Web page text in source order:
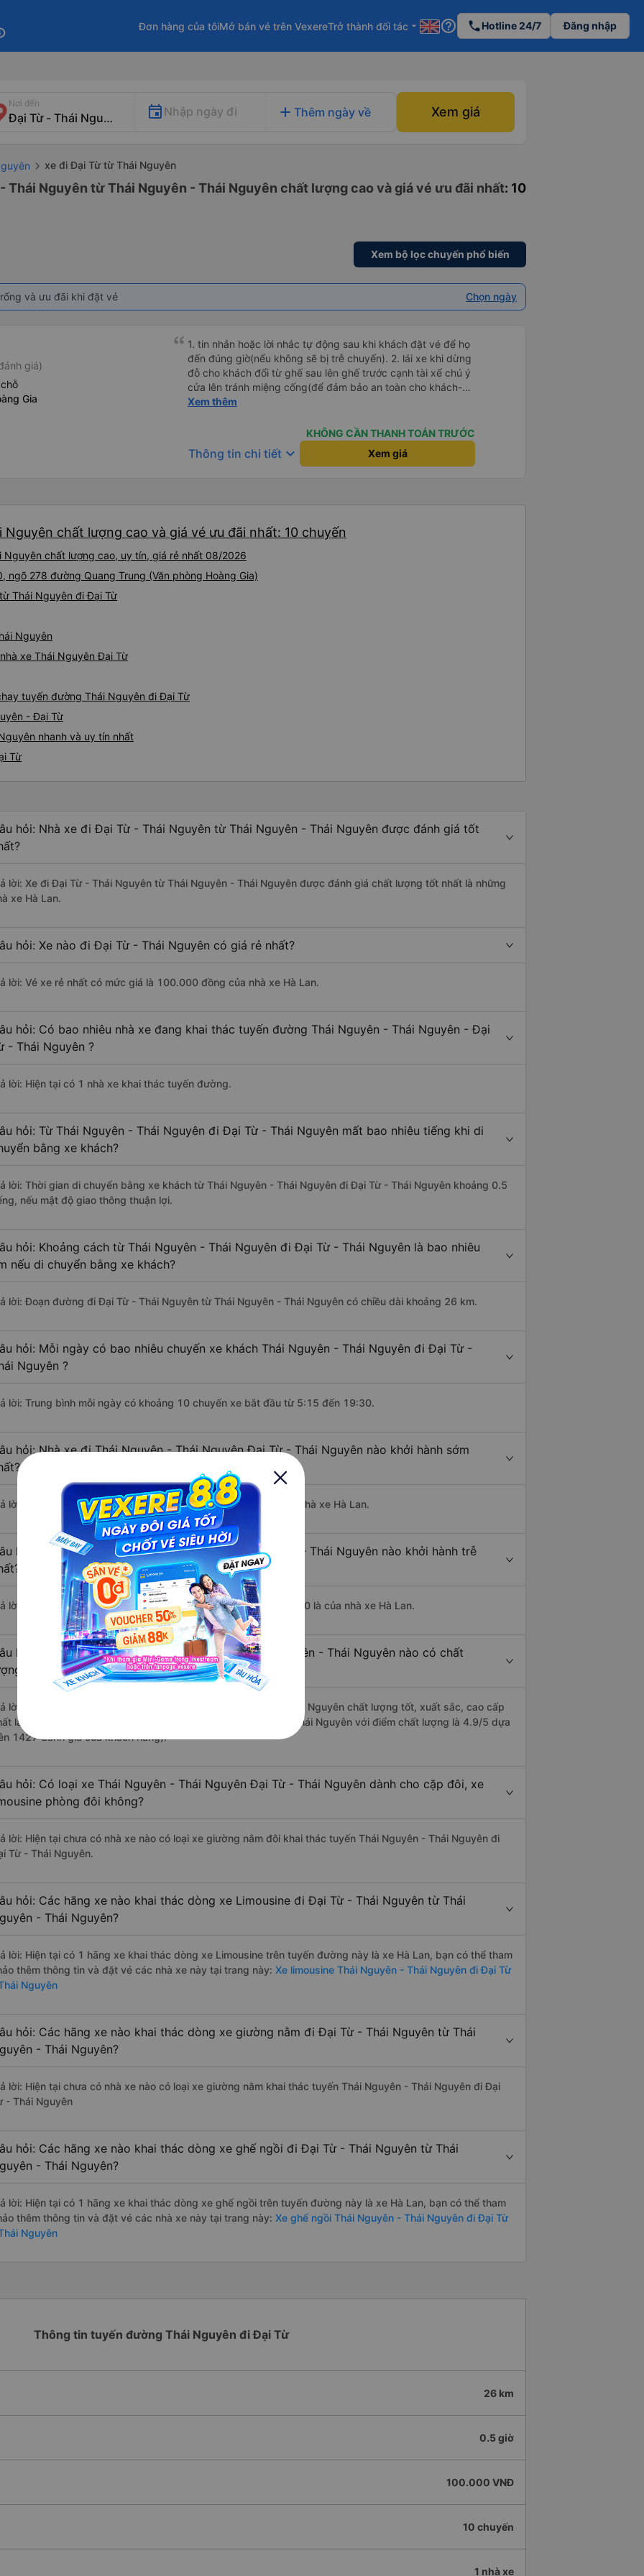
Đơn hàng của tôiMở bán vé trên VexereTrở thành đối tác arrow_drop_down help_outline phoneHotline 24/7 Đăng nhập
Nơi đến
Nhập ngày đi add Thêm ngày về Xem giá
xe đi Đại Từ từ Thái Nguyên
Thái Nguyên từ Thái Nguyên - Thái Nguyên chất lượng cao và giá vé ưu đãi nhất: 10
Xem bộ lọc chuyến phổ biến
và ưu đãi khi đặt vé Chọn ngày
giá)
Gia
1. tin nhắn hoặc lời nhắc tự động sau khi khách đặt vé để họ
đến đúng giờ(nếu không sẽ bị trễ chuyến). 2. lái xe khi dừng
đỗ cho khách đổi từ ghế sau lên ghế trước cạnh tài xế chú ý
cửa lên tránh miệng cống(để đảm bảo an toàn cho khách-
tại HN: miệng cống bằng sắt chữ nhật dạng ô lưới, cửa
Bác tài đã cố gắng để về đến Tng kịp 20h, để khách nối
chuyến Xe 11 chỗ nên thoáng đãng.
Xem thêm
KHÔNG CẦN THANH TOÁN TRƯỚC
Thông tin chi tiết keyboard_arrow_down Xem giá
chất lượng cao và giá vé ưu đãi nhất: 10 chuyến
chất lượng cao, uy tín, giá rẻ nhất 08/2026
ngõ 278 đường Quang Trung (Văn phòng Hoàng Gia)
Thái Nguyên đi Đại Từ
Nguyên
xe Thái Nguyên Đại Từ
tuyến đường Thái Nguyên đi Đại Từ
- Đại Từ
nhanh và uy tín nhất
Từ
hỏi: Nhà xe đi Đại Từ - Thái Nguyên từ Thái Nguyên - Thái Nguyên được đánh giá tốt
lời: Xe đi Đại Từ - Thái Nguyên từ Thái Nguyên - Thái Nguyên được đánh giá chất lượng tốt nhất là những
xe Hà Lan.
hỏi: Xe nào đi Đại Từ - Thái Nguyên có giá rẻ nhất?
lời: Vé xe rẻ nhất có mức giá là 100.000 đồng của nhà xe Hà Lan.
hỏi: Có bao nhiêu nhà xe đang khai thác tuyến đường Thái Nguyên - Thái Nguyên - Đại
- Thái Nguyên ?
lời: Hiện tại có 1 nhà xe khai thác tuyến đường.
hỏi: Từ Thái Nguyên - Thái Nguyên đi Đại Từ - Thái Nguyên mất bao nhiêu tiếng khi di
bằng xe khách?
lời: Thời gian di chuyển bằng xe khách từ Thái Nguyên - Thái Nguyên đi Đại Từ - Thái Nguyên khoảng 0.5
nếu mật độ giao thông thuận lợi.
hỏi: Khoảng cách từ Thái Nguyên - Thái Nguyên đi Đại Từ - Thái Nguyên là bao nhiêu
nếu di chuyển bằng xe khách?
lời: Đoạn đường đi Đại Từ - Thái Nguyên từ Thái Nguyên - Thái Nguyên có chiều dài khoảng 26 km.
hỏi: Mỗi ngày có bao nhiêu chuyến xe khách Thái Nguyên - Thái Nguyên đi Đại Từ -
Nguyên ?
lời: Trung bình mỗi ngày có khoảng 10 chuyến xe bắt đầu từ 5:15 đến 19:30.
hỏi: Nhà xe đi Thái Nguyên - Thái Nguyên Đại Từ - Thái Nguyên nào khởi hành sớm
lời: Chuyến xe có giờ xuất phát sớm nhất vào lúc 5:15 là của nhà xe Hà Lan.
hỏi: Nhà xe đi Đại Từ - Thái Nguyên từ Thái Nguyên - Thái Nguyên nào khởi hành trễ
lời: Chuyến xe có giờ xuất phát trễ (muộn) nhất là vào lúc 19:30 là của nhà xe Hà Lan.
hỏi: Review xe đi Đại Từ - Thái Nguyên từ Thái Nguyên - Thái Nguyên nào có chất
tốt, xuất sắc, cao cấp nhất?
lời: Những hãng xe đi Thái Nguyên - Thái Nguyên Đại Từ - Thái Nguyên chất lượng tốt, xuất sắc, cao cấp
là nhà xe Hà Lan đi Đại Từ - Thái Nguyên từ Thái Nguyên - Thái Nguyên với điểm chất lượng là 4.9/5 dựa
1427 đánh giá của khách hàng).
hỏi: Có loại xe Thái Nguyên - Thái Nguyên Đại Từ - Thái Nguyên dành cho cặp đôi, xe
phòng đôi không?
lời: Hiện tại chưa có nhà xe nào có loại xe giường nằm đôi khai thác tuyến Thái Nguyên - Thái Nguyên đi
Từ - Thái Nguyên.
hỏi: Các hãng xe nào khai thác dòng xe Limousine đi Đại Từ - Thái Nguyên từ Thái
- Thái Nguyên?
lời: Hiện tại có 1 hãng xe khai thác dòng xe Limousine trên tuyến đường này là xe Hà Lan, bạn có thể tham
thêm thông tin và đặt vé các nhà xe này tại trang này: Xe limousine Thái Nguyên - Thái Nguyên đi Đại Từ
Nguyên
hỏi: Các hãng xe nào khai thác dòng xe giường nằm đi Đại Từ - Thái Nguyên từ Thái
- Thái Nguyên?
lời: Hiện tại chưa có nhà xe nào có loại xe giường nằm khai thác tuyến Thái Nguyên - Thái Nguyên đi Đại
- Thái Nguyên
hỏi: Các hãng xe nào khai thác dòng xe ghế ngồi đi Đại Từ - Thái Nguyên từ Thái
- Thái Nguyên?
lời: Hiện tại có 1 hãng xe khai thác dòng xe ghế ngồi trên tuyến đường này là xe Hà Lan, bạn có thể tham
thêm thông tin và đặt vé các nhà xe này tại trang này: Xe ghế ngồi Thái Nguyên - Thái Nguyên đi Đại Từ
Nguyên
Thông tin tuyến đường Thái Nguyên đi Đại Từ
26 km
0.5 giờ
100.000 VNĐ
10 chuyến
1 nhà xe